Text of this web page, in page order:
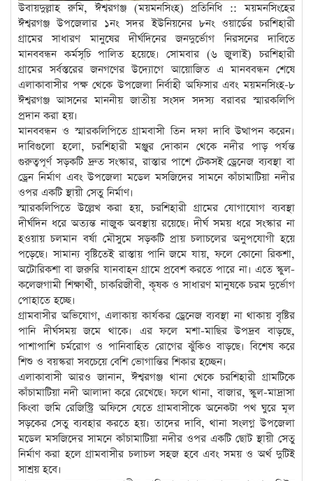
উবায়দুল্লাহ রুমি, ঈশ্বরগঞ্জ (ময়মনসিংহ) প্রতিনিধি :: ময়মনসিংহের
ঈশ্বরগঞ্জ উপজেলার ১নং সদর ইউনিয়নের ৮নং ওয়ার্ডের চরশিহারী
গ্রামের সাধারণ মানুষের দীর্ঘদিনের জনদুর্ভোগ নিরসনের দাবিতে
মানববন্ধন কর্মসূচি পালিত হয়েছে। সোমবার (৬ জুলাই) চরশিহারী
গ্রামের সর্বস্তরের জনগণের উদ্যোগে আয়োজিত এ মানববন্ধন শেষে
এলাকাবাসীর পক্ষ থেকে উপজেলা নির্বাহী অফিসার এবং ময়মনসিংহ-৮
ঈশ্বরগঞ্জ আসনের মাননীয় জাতীয় সংসদ সদস্য বরাবর স্মারকলিপি
প্রদান করা হয়।
মানববন্ধন ও স্মারকলিপিতে গ্রামবাসী তিন দফা দাবি উত্থাপন করেন।
দাবিগুলো হলো, চরশিহারী মঞ্জুর দোকান থেকে নদীর পাড় পর্যন্ত
গুরুত্বপূর্ণ সড়কটি দ্রুত সংস্কার, রাস্তার পাশে টেকসই ড্রেনেজ ব্যবস্থা বা
ড্রেন নির্মাণ এবং উপজেলা মডেল মসজিদের সামনে কাঁচামাটিয়া নদীর
ওপর একটি স্থায়ী সেতু নির্মাণ।
স্মারকলিপিতে উল্লেখ করা হয়, চরশিহারী গ্রামের যোগাযোগ ব্যবস্থা
দীর্ঘদিন ধরে অত্যন্ত নাজুক অবস্থায় রয়েছে। দীর্ঘ সময় ধরে সংস্কার না
হওয়ায় চলমান বর্ষা মৌসুমে সড়কটি প্রায় চলাচলের অনুপযোগী হয়ে
পড়েছে। সামান্য বৃষ্টিতেই রাস্তায় পানি জমে যায়, ফলে কোনো রিকশা,
অটোরিকশা বা জরুরি যানবাহন গ্রামে প্রবেশ করতে পারে না। এতে স্কুল-
কলেজগামী শিক্ষার্থী, চাকরিজীবী, কৃষক ও সাধারণ মানুষকে চরম দুর্ভোগ
পোহাতে হচ্ছে।
গ্রামবাসীর অভিযোগ, এলাকায় কার্যকর ড্রেনেজ ব্যবস্থা না থাকায় বৃষ্টির
পানি দীর্ঘসময় জমে থাকে। এর ফলে মশা-মাছির উপদ্রব বাড়ছে,
পাশাপাশি চর্মরোগ ও পানিবাহিত রোগের ঝুঁকিও বাড়ছে। বিশেষ করে
শিশু ও বয়স্করা সবচেয়ে বেশি ভোগান্তির শিকার হচ্ছেন।
এলাকাবাসী আরও জানান, ঈশ্বরগঞ্জ থানা থেকে চরশিহারী গ্রামটিকে
কাঁচামাটিয়া নদী আলাদা করে রেখেছে। ফলে থানা, বাজার, স্কুল-মাদ্রাসা
কিংবা জমি রেজিস্ট্রি অফিসে যেতে গ্রামবাসীকে অনেকটা পথ ঘুরে মূল
সড়কের সেতু ব্যবহার করতে হয়। তাদের দাবি, থানা সংলগ্ন উপজেলা
মডেল মসজিদের সামনে কাঁচামাটিয়া নদীর ওপর একটি ছোট স্থায়ী সেতু
নির্মাণ করা হলে গ্রামবাসীর চলাচল সহজ হবে এবং সময় ও অর্থ দুটিই
সাশ্রয় হবে।